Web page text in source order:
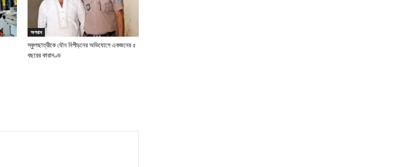
অপরাধ
স্কুলছাত্রীকে যৌন নিপীড়নের অভিযোগে একজনের ৫
বছরের কারাদণ্ড